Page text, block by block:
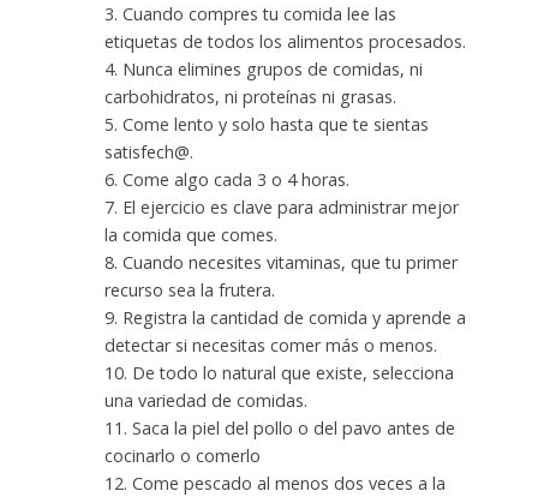
3. Cuando compres tu comida lee las
etiquetas de todos los alimentos procesados.
4. Nunca elimines grupos de comidas, ni
carbohidratos, ni proteínas ni grasas.
5. Come lento y solo hasta que te sientas
satisfech@.
6. Come algo cada 3 o 4 horas.
7. El ejercicio es clave para administrar mejor
la comida que comes.
8. Cuando necesites vitaminas, que tu primer
recurso sea la frutera.
9. Registra la cantidad de comida y aprende a
detectar si necesitas comer más o menos.
10. De todo lo natural que existe, selecciona
una variedad de comidas.
11. Saca la piel del pollo o del pavo antes de
cocinarlo o comerlo
12. Come pescado al menos dos veces a la